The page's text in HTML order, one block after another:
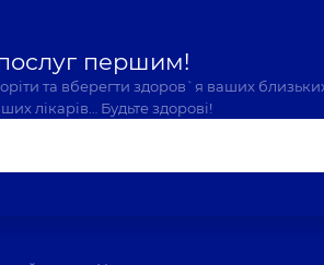
першим!
та вберегти здоров`я ваших
лікарів… Будьте здорові!